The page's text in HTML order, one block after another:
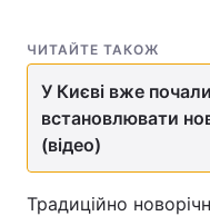
ЧИТАЙТЕ ТАКОЖ
У Києві вже почали
встановлювати
(відео)
Традиційно